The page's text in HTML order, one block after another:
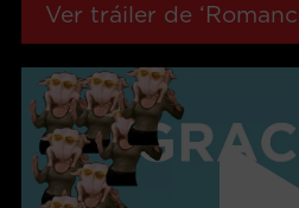
Ver tráiler de